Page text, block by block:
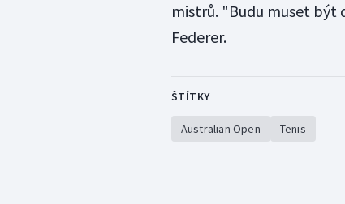
mistrů. "Budu muset být
Federer.
ŠTÍTKY
Australian Open Tenis